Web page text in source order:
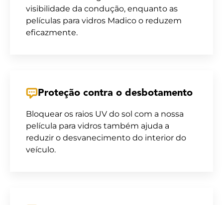
visibilidade da condução, enquanto as
películas para vidros Madico o reduzem
eficazmente.
Proteção contra o desbotamento
Bloquear os raios UV do sol com a nossa
película para vidros também ajuda a
reduzir o desvanecimento do interior do
veículo.